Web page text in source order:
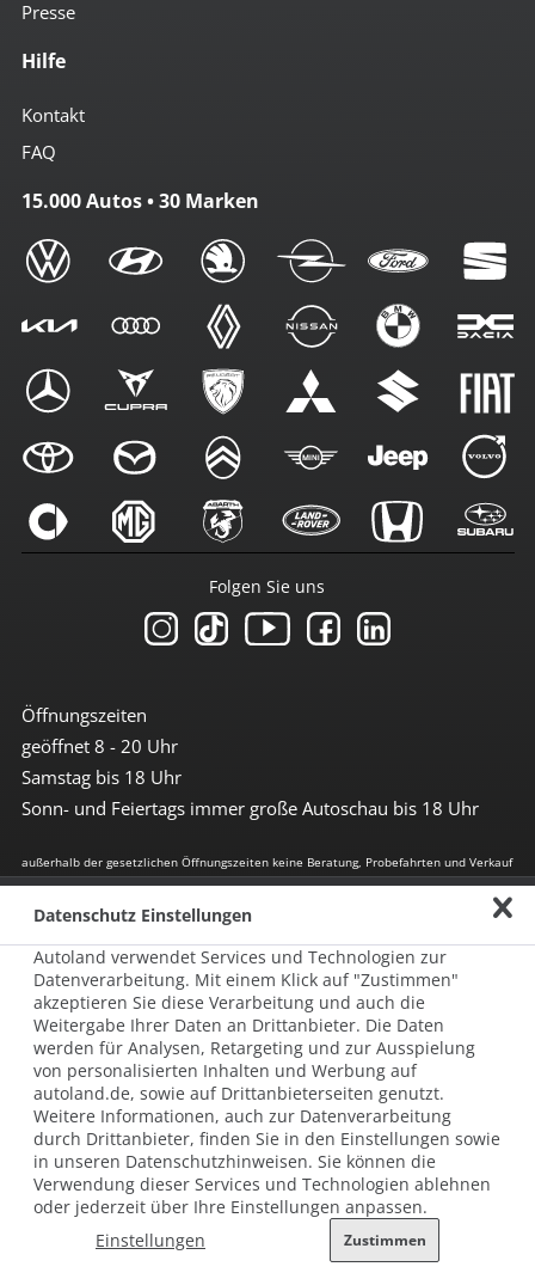
Presse
Hilfe
Kontakt
FAQ
15.000 Autos • 30 Marken
Öffnungszeiten
geöffnet 8 - 20 Uhr
Samstag bis 18 Uhr
Sonn- und Feiertags immer große Autoschau bis 18 Uhr
Folgen Sie uns
außerhalb der gesetzlichen Öffnungszeiten keine Beratung, Probefahrten und Verkauf
© 2026 AUTOLAND 24 SE & Co. Betriebs KG
Werner-von-Siemens-Str. 2, 06796 Brehna, Deutschland
Impressum
Allgemeine Nutzungsbedingungen
Datenschutz
Hinweisgebersystem nach HinSchG
Beschwerde nach LkSG
Grundsatzerklärung zum LkSG
Datenschutz Einstellungen
Autoland verwendet Services und Technologien zur
Datenverarbeitung. Mit einem Klick auf "Zustimmen"
akzeptieren Sie diese Verarbeitung und auch die
Weitergabe Ihrer Daten an Drittanbieter. Die Daten
werden für Analysen, Retargeting und zur Ausspielung
von personalisierten Inhalten und Werbung auf
autoland.de, sowie auf Drittanbieterseiten genutzt.
Weitere Informationen, auch zur Datenverarbeitung
durch Drittanbieter, finden Sie in den Einstellungen sowie
in unseren Datenschutzhinweisen. Sie können die
Verwendung dieser Services und Technologien ablehnen
oder jederzeit über Ihre Einstellungen anpassen.
Einstellungen
Zustimmen